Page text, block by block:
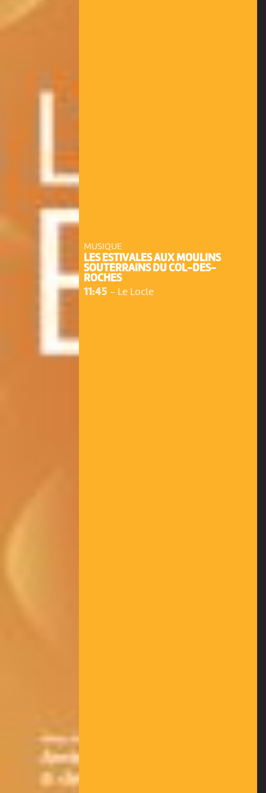
MUSIQUE
LES ESTIVALES AUX MOULINS
SOUTERRAINS DU COL-DES-
ROCHES
11:45 - Le Locle